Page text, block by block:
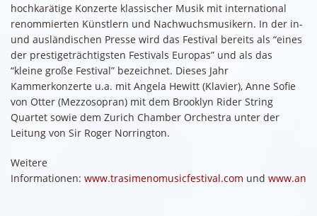
hochkarätige Konzerte klassischer Musik mit international
renommierten Künstlern und Nachwuchsmusikern. In der in-
und ausländischen Presse wird das Festival bereits als “eines
der prestigeträchtigsten Festivals Europas” und als das
“kleine große Festival” bezeichnet. Dieses Jahr
Kammerkonzerte u.a. mit Angela Hewitt (Klavier), Anne Sofie
von Otter (Mezzosopran) mit dem Brooklyn Rider String
Quartet sowie dem Zurich Chamber Orchestra unter der
Leitung von Sir Roger Norrington.
Weitere
Informationen: www.trasimenomusicfestival.com und